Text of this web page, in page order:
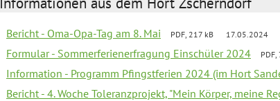
Bericht - Oma-Opa-Tag am 8. Mai PDF, 217 kB 17.05.2024
Formular - Sommerferienerfragung Einschüler 2024
Information - Programm Pfingstferien 2024 (im Hort
Bericht - 4. Woche Toleranzprojekt, "Mein Körper, meine